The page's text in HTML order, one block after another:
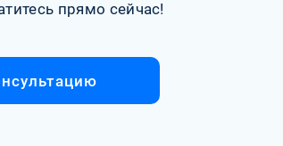
прямо сейчас!